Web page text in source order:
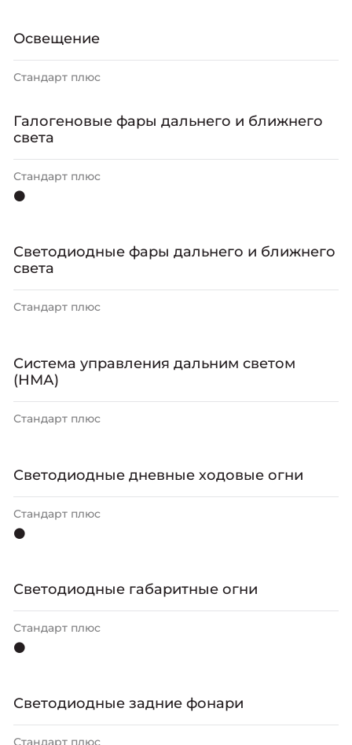
Освещение
Стандарт плюс
Галогеновые фары дальнего и ближнего
света
Стандарт плюс
⚫
Светодиодные фары дальнего и ближнего
света
Стандарт плюс
Система управления дальним светом
(НМА)
Стандарт плюс
Светодиодные дневные ходовые огни
Стандарт плюс
⚫
Светодиодные габаритные огни
Стандарт плюс
⚫
Светодиодные задние фонари
Стандарт плюс